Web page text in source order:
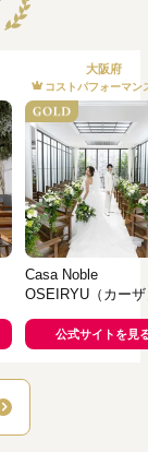
大阪府
コストパフォーマン
Casa Noble
OSEIRYU（カー
公式サイトを見